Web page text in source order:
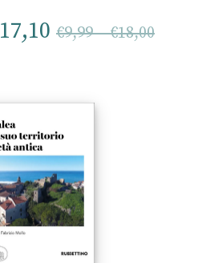
17,10 €9,99–€18,00